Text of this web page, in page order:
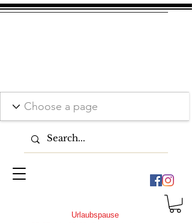
Urlaubspause